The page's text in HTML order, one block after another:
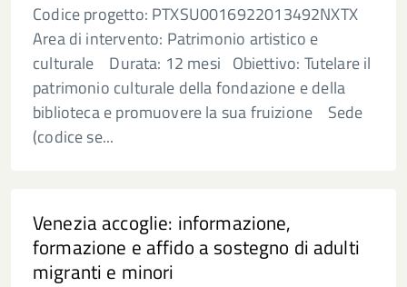
Codice progetto: PTXSU0016922013492NXTX
Area di intervento: Patrimonio artistico e
culturale Durata: 12 mesi Obiettivo: Tutelare il
patrimonio culturale della fondazione e della
biblioteca e promuovere la sua fruizione Sede
(codice se...
Venezia accoglie: informazione,
formazione e affido a sostegno di adulti
migranti e minori